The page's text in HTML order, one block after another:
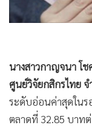
การเมือง
• ท่องเที่ยว
• ต่างประเทศ
• Special Scoop
• เศรษฐกิจ-ธุรกิจ
• จีน
นางสาวกาญจนา โ
ศูนย์วิจัยกสิกรไทย จ
ระดับอ่อนค่าสุดใน
ตลาดที่ 32.85 บาท